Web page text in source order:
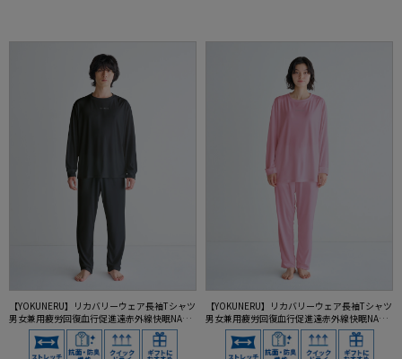
【YOKUNERU】リカバリーウェア長袖Tシャツ
男女兼用疲労回復血行促進遠赤外線快眠NANO
MIX(R)【一般医療機器】SS～LLサイズ
【YOKUNERU】リカバリーウェア長袖Tシャツ
男女兼用疲労回復血行促進遠赤外線快眠NANO
MIX(R)【一般医療機器】SS～LLサイズ